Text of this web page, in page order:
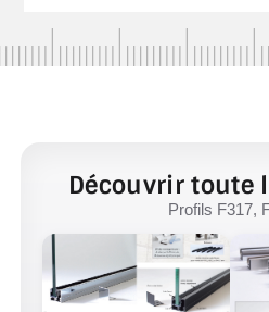
Découvrir toute
Profils F317,